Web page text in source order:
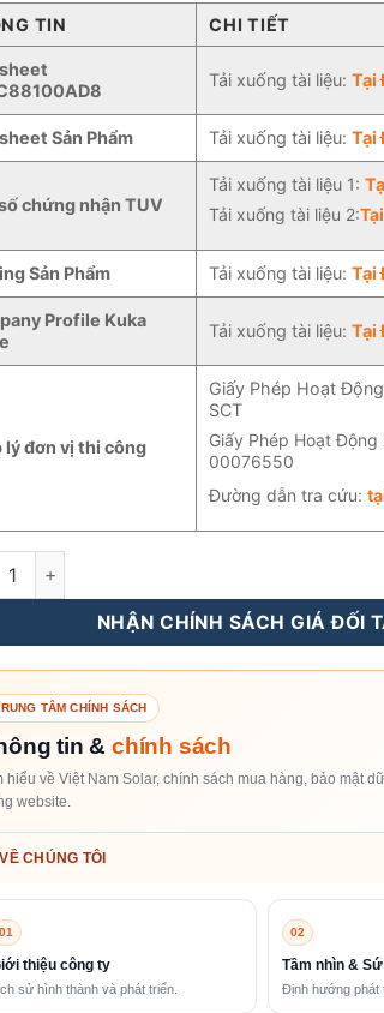
TIN CHI TIẾT
Tải xuống tài liệu:Tại
Sản Phẩm Tải xuống tài liệu:Tại
chứng nhận TUV
Tải xuống tài liệu 1:
Tải xuống tài liệu 2:
Sản Phẩm Tải xuống tài liệu:Tại
Profile Kuka
Tải xuống tài liệu:Tại
lý đơn vị thi công
Giấy Phép Hoạt
SCT
Giấy Phép Hoạt
00076550
Đường dẫn tra cứu:
Cáp Điện Solar kukacable 10mm2,
NHẬN CHÍNH SÁCH GIÁ ĐỐI
TÂM CHÍNH SÁCH
tin & chính sách
hiểu về Việt Nam Solar, chính sách mua hàng, bảo mật
website.
VỀ CHÚNG TÔI
01
thiệu công ty
sử hình thành và phát triển.
02
Tầm nhìn &
Định hướng phát